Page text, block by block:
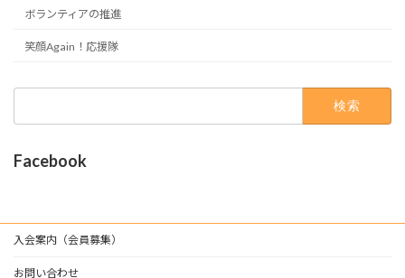
ボランティアの推進
笑顔Again！応援隊
Facebook
入会案内（会員募集）
お問い合わせ